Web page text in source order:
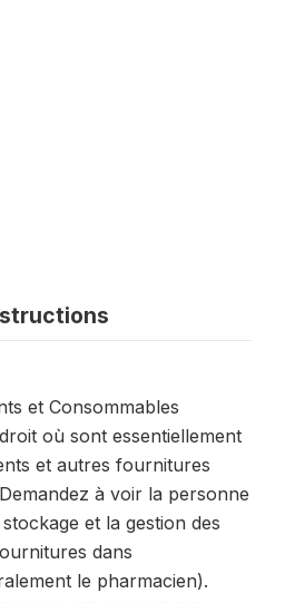
et Consommables
où sont essentiellement
et autres fournitures
à voir la personne
et la gestion des
dans
le pharmacien).